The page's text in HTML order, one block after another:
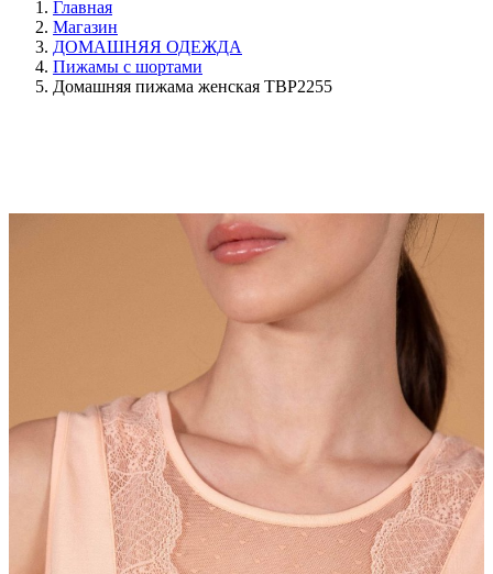
Главная
Магазин
ДОМАШНЯЯ ОДЕЖДА
Пижамы с шортами
Домашняя пижама женская TBP2255